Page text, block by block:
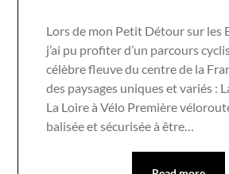
Lors de mon Petit Détour sur les
j’ai pu profiter d’un parcours
célèbre fleuve du centre de la
des paysages uniques et variés :
La Loire à Vélo Première
balisée et sécurisée à être…